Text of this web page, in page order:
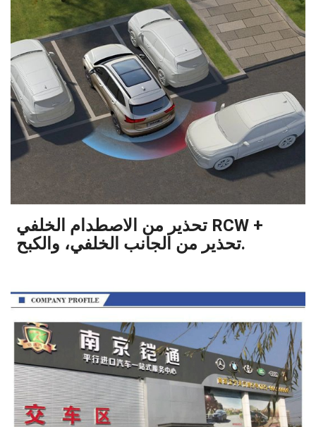
تحذير من الاصطدام الخلفي RCW +
تحذير من الجانب الخلفي، والكبح.